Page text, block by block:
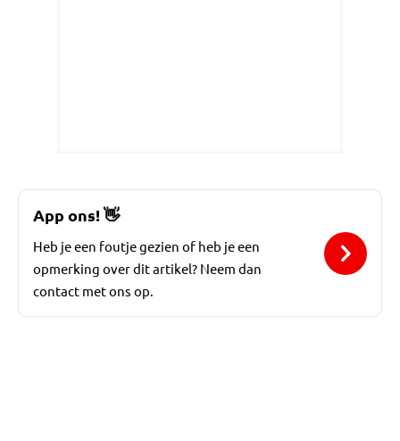
App ons!👋
Heb je een foutje gezien of heb je een
opmerking over dit artikel? Neem dan
contact met ons op.